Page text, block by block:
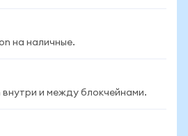
на наличные.
внутри и между блокчейнами.